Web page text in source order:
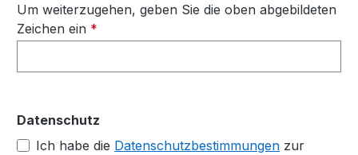
Um weiterzugehen, geben Sie die oben abgebildeten
Zeichen ein *
Datenschutz
Ich habe die Datenschutzbestimmungen zur